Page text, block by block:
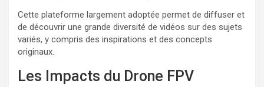
Cette plateforme largement adoptée permet de diffuser et
de découvrir une grande diversité de vidéos sur des sujets
variés, y compris des inspirations et des concepts
originaux.
Les Impacts du Drone FPV